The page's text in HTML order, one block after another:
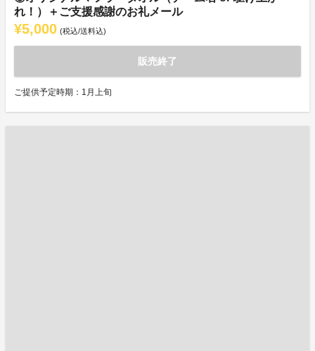
れ！）＋ご支援感謝のお礼メール
¥5,000 (税込/送料込)
販売終了
ご提供予定時期：1月上旬